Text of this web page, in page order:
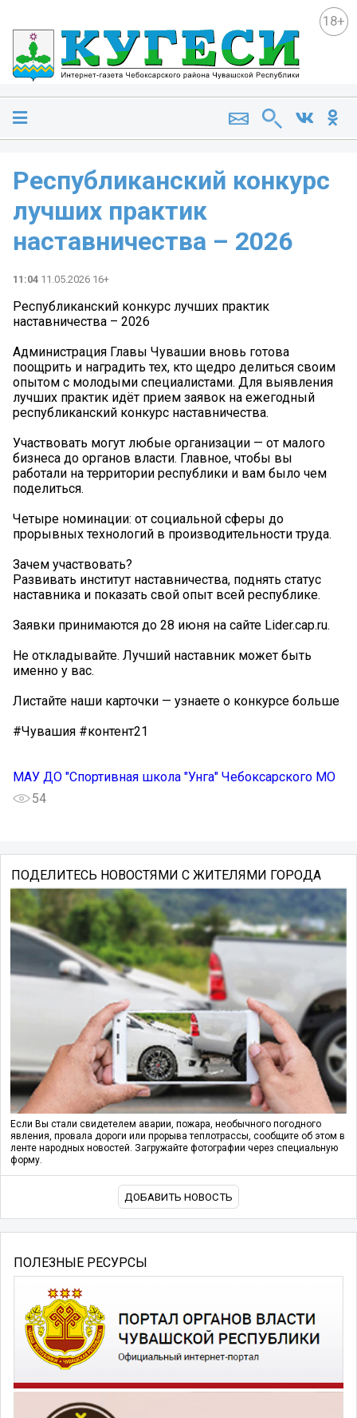
18+
Республиканский конкурс
лучших практик
наставничества – 2026
11:04 11.05.2026 16+
Республиканский конкурс лучших практик
наставничества – 2026
Администрация Главы Чувашии вновь готова
поощрить и наградить тех, кто щедро делиться своим
опытом с молодыми специалистами. Для выявления
лучших практик идёт прием заявок на ежегодный
республиканский конкурс наставничества.
Участвовать могут любые организации — от малого
бизнеса до органов власти. Главное, чтобы вы
работали на территории республики и вам было чем
поделиться.
Четыре номинации: от социальной сферы до
прорывных технологий в производительности труда.
Зачем участвовать?
Развивать институт наставничества, поднять статус
наставника и показать свой опыт всей республике.
Заявки принимаются до 28 июня на сайте Lider.cap.ru.
Не откладывайте. Лучший наставник может быть
именно у вас.
Листайте наши карточки — узнаете о конкурсе больше
#Чувашия #контент21
МАУ ДО "Спортивная школа "Унга" Чебоксарского МО
54
ПОДЕЛИТЕСЬ НОВОСТЯМИ С ЖИТЕЛЯМИ ГОРОДА
Если Вы стали свидетелем аварии, пожара, необычного погодного
явления, провала дороги или прорыва теплотрассы, сообщите об этом в
ленте народных новостей. Загружайте фотографии через специальную
форму.
ДОБАВИТЬ НОВОСТЬ
ПОЛЕЗНЫЕ РЕСУРСЫ